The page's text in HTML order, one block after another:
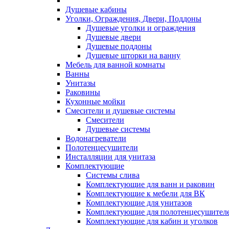
Душевые кабины
Уголки, Ограждения, Двери, Поддоны
Душевые уголки и ограждения
Душевые двери
Душевые поддоны
Душевые шторки на ванну
Мебель для ванной комнаты
Ванны
Унитазы
Раковины
Кухонные мойки
Смесители и душевые системы
Смесители
Душевые системы
Водонагреватели
Полотенцесушители
Инсталляции для унитаза
Комплектующие
Системы слива
Комплектующие для ванн и раковин
Комплектующие к мебели для ВК
Комплектующие для унитазов
Комплектующие для
Комплектующие для кабин и уголков